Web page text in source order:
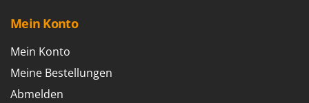
Mein Konto
Mein Konto
Meine Bestellungen
Abmelden